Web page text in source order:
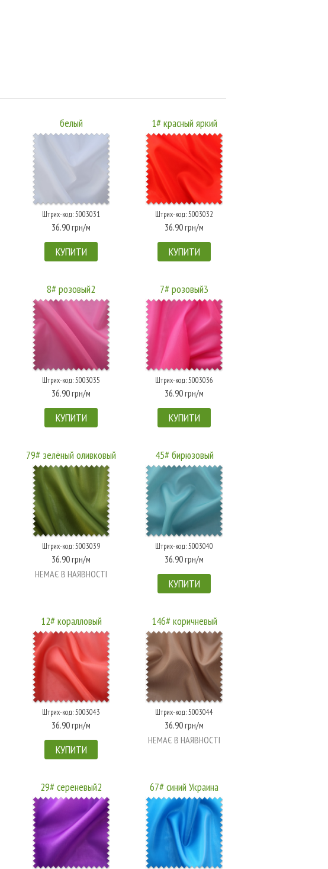
белый
Штрих-код: 5003031
36.90 грн/м
КУПИТИ
1# красный яркий
Штрих-код: 5003032
36.90 грн/м
КУПИТИ
8# розовый2
Штрих-код: 5003035
36.90 грн/м
КУПИТИ
7# розовый3
Штрих-код: 5003036
36.90 грн/м
КУПИТИ
79# зелёный оливковый
Штрих-код: 5003039
36.90 грн/м
НЕМАЄ В НАЯВНОСТІ
45# бирюзовый
Штрих-код: 5003040
36.90 грн/м
КУПИТИ
12# коралловый
Штрих-код: 5003043
36.90 грн/м
КУПИТИ
146# коричневый
Штрих-код: 5003044
36.90 грн/м
НЕМАЄ В НАЯВНОСТІ
29# сереневый2 67# синий Украина